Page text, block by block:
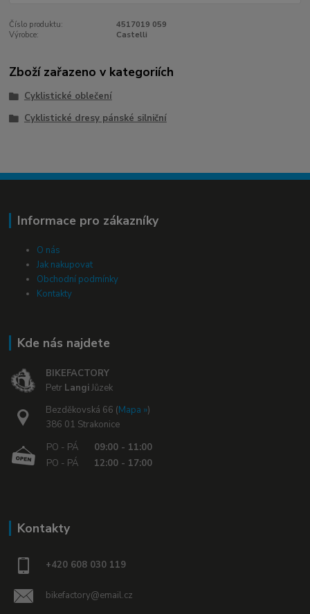
Číslo produktu:
4517019 059
Výrobce:
Castelli
Zboží zařazeno v kategoriích
Cyklistické oblečení
Cyklistické dresy pánské silniční
Informace pro zákazníky
O nás
Jak nakupovat
Obchodní podmínky
Kontakty
Kde nás najdete
BIKEFACTORY
Petr LangiJůzek
Bezděkovská 66 (Mapa »)
386 01 Strakonice
PO - PÁ
09:00 - 11:00
PO - PÁ
12:00 - 17:00
Kontakty
+420 608 030 119
bikefactory@email.cz